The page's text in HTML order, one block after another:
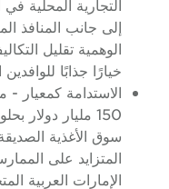
التجارية المحلية
إلى جانب المنافذ
خيارًا جذابًا للوافدين
الاستدامة كمعيار
المتزايد على
الإمارات العربية